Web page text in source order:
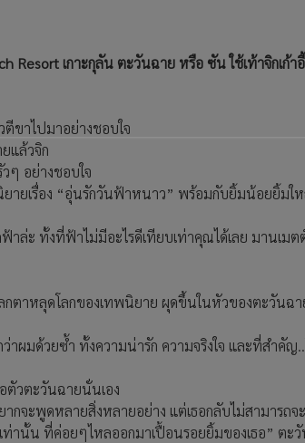
Resort เกาะกุลัน ตะวันฉาย หรือ ซัน ใช้เท้าจิกเก้
ตีขาไปมาอย่างชอบใจ
แล้วจิก
ๆ อย่างชอบใจ
ายเรื่อง “อุ่นรักวันฟ้าหนาว” พร้อมกับยิ้มน้อยยิ้ม
าล่ะ ทั้งที่ฟ้าไม่มีอะไรดีเทียบเท่าคุณได้เลย มานเม
าหลุดโลกของเทพนิยาย ผุดขึ้นในหัวของตะวันฉา
ว่าผมด้วยซ้ำ ทั้งความน่ารัก ความจริงใจ และที่สำคั
วตะวันฉายนั่นเอง
จะพูดหลายสิ่งหลายอย่าง แต่เธอกลับไม่สามารถจ
านั้น ที่ค่อยๆไหลออกมาเปื้อนรอยยิ้มของเธอ” ตะ